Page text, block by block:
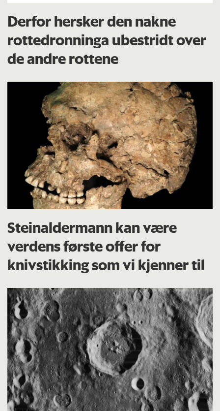
Derfor hersker den nakne
rottedronninga ubestridt over
de andre rottene
Steinaldermann kan være
verdens første offer for
knivstikking som vi kjenner til